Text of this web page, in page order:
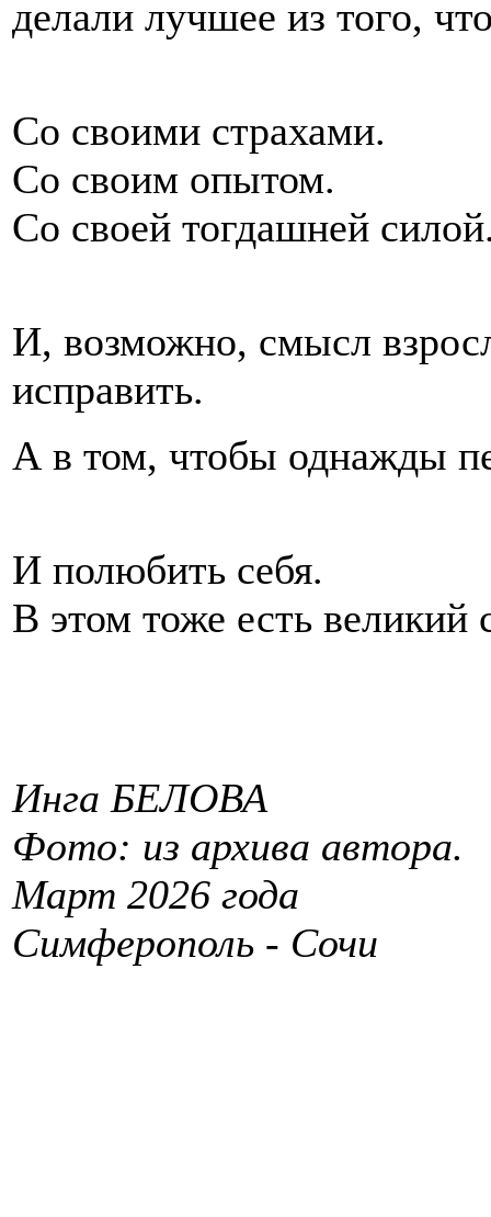
делали лучшее из того,
Со своими страхами.
Со своим опытом.
Со своей тогдашней
И, возможно, смысл
исправить.
А в том, чтобы однажды
И полюбить себя.
В этом тоже есть великий
Инга БЕЛОВА
Фото: из архива автора.
Март 2026 года
Симферополь - Сочи